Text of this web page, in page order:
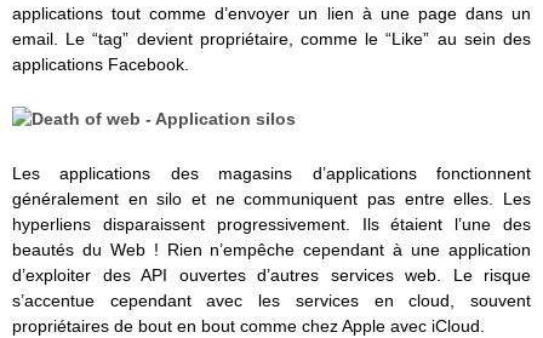
applications tout comme d’envoyer un lien à une page dans un
email. Le “tag” devient propriétaire, comme le “Like” au sein des
applications Facebook.
Les applications des magasins d’applications fonctionnent
généralement en silo et ne communiquent pas entre elles. Les
hyperliens disparaissent progressivement. Ils étaient l’une des
beautés du Web ! Rien n’empêche cependant à une application
d’exploiter des API ouvertes d’autres services web. Le risque
s’accentue cependant avec les services en cloud, souvent
propriétaires de bout en bout comme chez Apple avec iCloud.